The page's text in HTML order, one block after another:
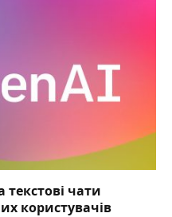
текстові чати
користувачів